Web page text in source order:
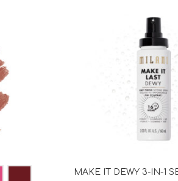
MAKE IT DEWY 3-IN-1